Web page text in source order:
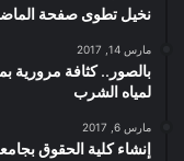
نخيل تطوى صفحة
مارس 14, 2017
بالصور.. كثافة
لمياه الشرب
مارس 6, 2017
إنشاء كلية الحقوق